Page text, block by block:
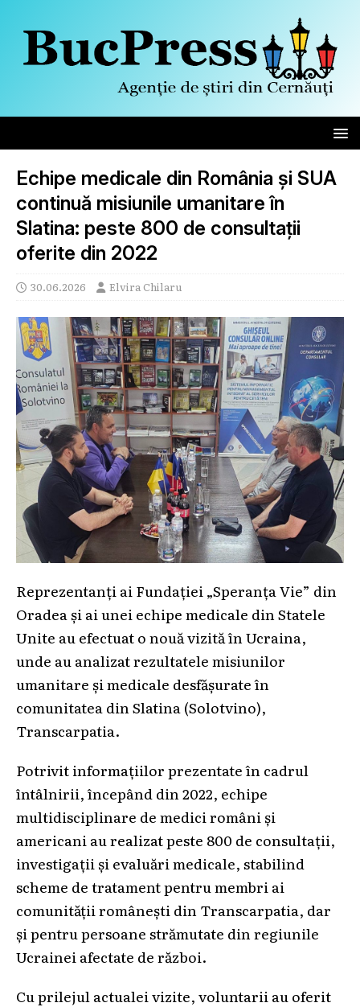
Echipe medicale din România și SUA
continuă misiunile umanitare în
Slatina: peste 800 de consultații
oferite din 2022
30.06.2026 Elvira Chilaru
Reprezentanți ai Fundației „Speranța Vie” din
Oradea și ai unei echipe medicale din Statele
Unite au efectuat o nouă vizită în Ucraina,
unde au analizat rezultatele misiunilor
umanitare și medicale desfășurate în
comunitatea din Slatina (Solotvino),
Transcarpatia.
Potrivit informațiilor prezentate în cadrul
întâlnirii, începând din 2022, echipe
multidisciplinare de medici români și
americani au realizat peste 800 de consultații,
investigații și evaluări medicale, stabilind
scheme de tratament pentru membri ai
comunității românești din Transcarpatia, dar
și pentru persoane strămutate din regiunile
Ucrainei afectate de război.
Cu prilejul actualei vizite, voluntarii au oferit